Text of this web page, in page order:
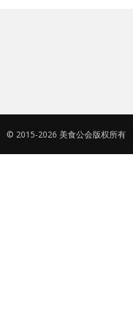
© 2015-2026 美食公会版权所有